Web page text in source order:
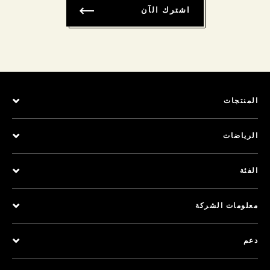
اشترك الآن
المنتجات
الرياضات
الفئة
معلومات الشركة
دعم